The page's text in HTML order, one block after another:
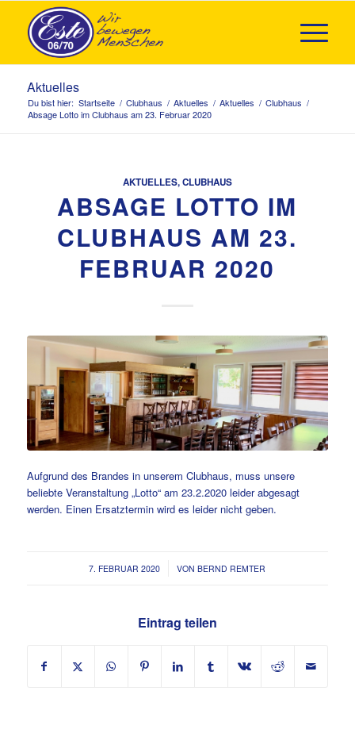
Aktuelles
Du bist hier: Startseite / Clubhaus / Aktuelles / Aktuelles / Clubhaus /
Absage Lotto im Clubhaus am 23. Februar 2020
AKTUELLES,CLUBHAUS
ABSAGE LOTTO IM
CLUBHAUS AM 23.
FEBRUAR 2020
Aufgrund des Brandes in unserem Clubhaus, muss unsere
beliebte Veranstaltung „Lotto“ am 23.2.2020 leider abgesagt
werden. Einen Ersatztermin wird es leider nicht geben.
7. FEBRUAR 2020
/ VONBERND REMTER
Eintrag teilen